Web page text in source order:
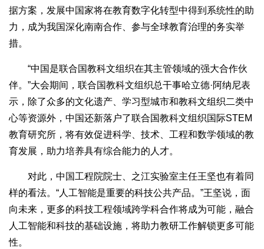
据方案，发展中国家将在教育数字化转型中得到系统性的助
力，成为我国深化南南合作、参与全球教育治理的务实举
措。
“中国是联合国教科文组织在其主管领域的强大合作伙
伴。”大会期间，联合国教科文组织总干事哈立德·阿纳尼表
示，除了众多的文化遗产、学习型城市和教科文组织二类中
心等资源外，中国还新落户了联合国教科文组织国际STEM
教育研究所，将有效促进科学、技术、工程和数学领域的教
育发展，助力培养具有综合能力的人才。
对此，中国工程院院士、之江实验室主任王坚也有着同
样的看法。“人工智能是重要的科技公共产品。”王坚说，面
向未来，更多的科技工程领域跨学科合作将成为可能，融合
人工智能和科技的基础设施，将助力教研工作解锁更多可能
性。